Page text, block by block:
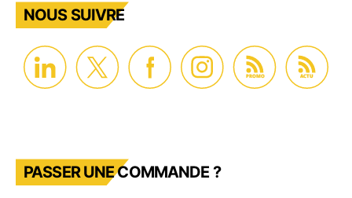
NOUS SUIVRE
PROMO ACTU
PASSER UNE COMMANDE ?